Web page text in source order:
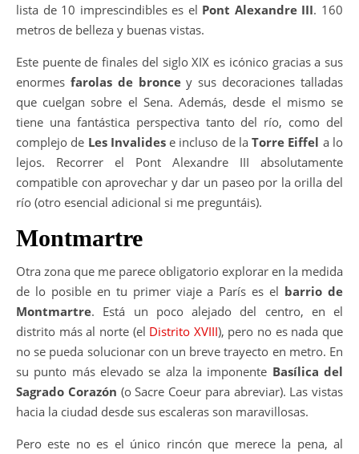
lista de 10 imprescindibles es el Pont Alexandre III. 160
metros de belleza y buenas vistas.
Este puente de finales del siglo XIX es icónico gracias a sus
enormes farolas de broncey sus decoraciones talladas
que cuelgan sobre el Sena. Además, desde el mismo se
tiene una fantástica perspectiva tanto del río, como del
complejo de Les Invalidese incluso de laTorre Eiffel a lo
lejos. Recorrer el Pont Alexandre III absolutamente
compatible con aprovechar y dar un paseo por la orilla del
río (otro esencial adicional si me preguntáis).
Montmartre
Otra zona que me parece obligatorio explorar en la medida
de lo posible en tu primer viaje a París es el barrio de
Montmartre. Está un poco alejado del centro, en el
distrito más al norte (el Distrito XVIII), pero no es nada que
no se pueda solucionar con un breve trayecto en metro. En
su punto más elevado se alza la imponente Basílica del
Sagrado Corazón (o Sacre Coeur para abreviar). Las vistas
hacia la ciudad desde sus escaleras son maravillosas.
Pero este no es el único rincón que merece la pena, al